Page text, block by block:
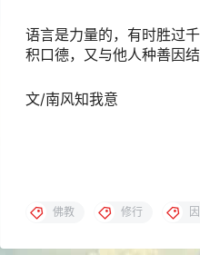
语言是力量的，有时胜过
积口德，又与他人种善因
文/南风知我意
佛教 修行